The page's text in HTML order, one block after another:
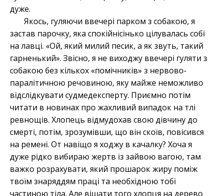
дуже.
Якось, гуляючи ввечері парком з собакою, я
застав парочку, яка спокійнісінько цілувалась собі
на лавці. «Ой, який милий песик, а як звуть, такий
гарненький». Звісно, я не виходжу ввечері гуляти з
собакою без кількох «помічників» з нервово-
паралітичною речовиною, яку майже неможливо
відслідкувати судмедексперту. Приємно потім
читати в новинах про жахливий випадок на тлі
ревнощів. Хлопець відмудохав свою дівчину до
смерті, потім, зрозумівши, що він скоїв, повісився
на ремені. От навіщо я ходжу в качалку? Хоча я
дуже рідко вибираю жертв із зайвою вагою, там
важко розрахувати, який прошарок жиру поміж
твоїм знаряддям праці та необхідною тобі
частиною тіла. Але вішати того хлопця на дерево